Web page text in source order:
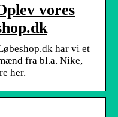
vores
har vi et
fra bl.a. Nike,
her.